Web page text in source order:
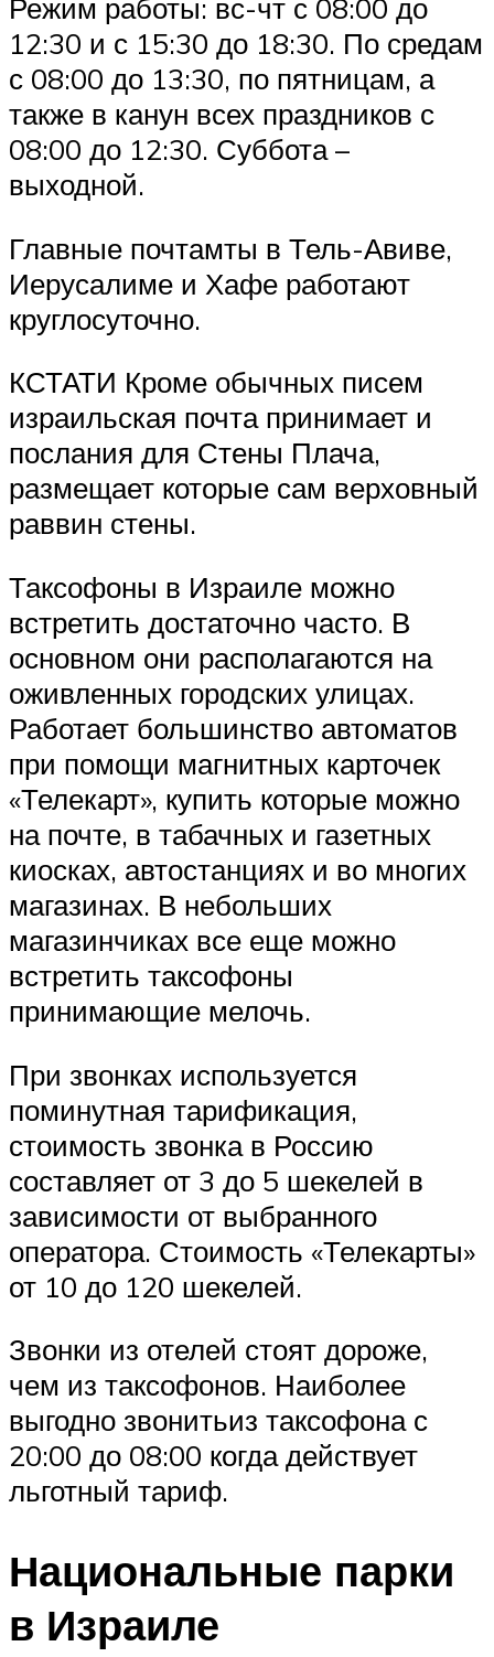
Режим работы: вс-чт с 08:00­ до
12:30 и с 15:30 до 18:30. По средам
с 08:00 до 13:30, по пятницам, а
также в канун всех праздников с
08:00 до 12:30. Суббота –
выходной.
Главные почтамты в Тель-Авиве,
Иерусалиме и Хафе работают
круглосуточно.
КСТАТИ Кроме обычных писем
израильская почта принимает и
послания для Стены Плача,
размещает которые сам верховный
раввин стены.
Таксофоны в Израиле можно
встретить достаточно часто. В
основном они располагаются на
оживленных городских улицах.
Работает большинство автоматов
при помощи магнитных карточек
«Телекарт», купить которые можно
на почте, в табачных и газетных
киосках, автостанциях и во многих
магазинах. В небольших
магазинчиках все еще можно
встретить таксофоны
принимающие мелочь.
При звонках используется
поминутная тарификация,
стоимость звонка в Россию
составляет от 3 до 5 шекелей в
зависимости от выбранного
оператора. Стоимость «Телекарты»
от 10 до 120 шекелей.
Звонки из отелей стоят дороже,
чем из таксофонов. Наиболее
выгодно звонитьиз таксофона с
20:00 до 08:00 когда действует
льготный тариф.
Национальные парки
в Израиле